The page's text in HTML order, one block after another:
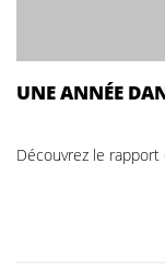
UNE ANNÉE
Découvrez le